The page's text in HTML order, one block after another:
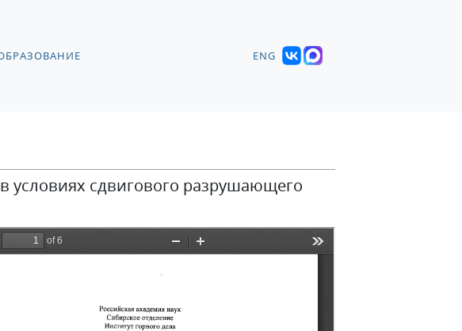
ENG
условиях сдвигового разрушающего